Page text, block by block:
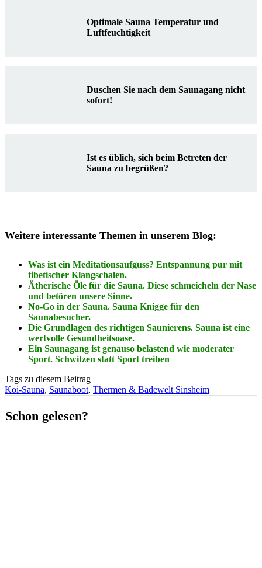
Optimale Sauna Temperatur und
Luftfeuchtigkeit
Duschen Sie nach dem Saunagang nicht
sofort!
Ist es üblich, sich beim Betreten der
Sauna zu begrüßen?
Weitere interessante Themen in unserem Blog:
Was ist ein Meditationsaufguss? Entspannung pur mit
tibetischer Klangschalen.
Ätherische Öle für die Sauna. Diese schmeicheln der Nase
und betören unsere Sinne.
No-Go in der Sauna. Sauna Knigge für den
Saunabesucher.
Die Grundlagen des richtigen Saunierens. Sauna ist eine
wertvolle Gesundheitsoase.
Ein Saunagang ist genauso belastend wie moderater
Sport. Schwitzen statt Sport treiben
Tags zu diesem Beitrag
Koi-Sauna, Saunaboot, Thermen & Badewelt Sinsheim
Schon gelesen?